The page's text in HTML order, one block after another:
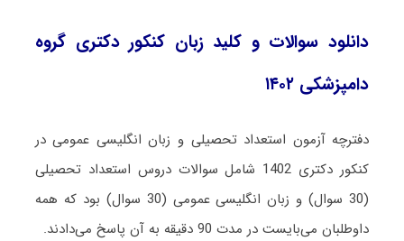
دانلود سوالات و کلید زبان کنکور دکتری گروه
دامپزشکی ۱۴۰۲
دفترچه آزمون استعداد تحصیلی و زبان انگلیسی عمومی در
کنکور دکتری 1402 شامل سوالات دروس استعداد تحصیلی
(30 سوال) و زبان انگلیسی عمومی (30 سوال) بود که همه
داوطلبان می‌بایست در مدت 90 دقیقه به آن پاسخ می‌دادند.